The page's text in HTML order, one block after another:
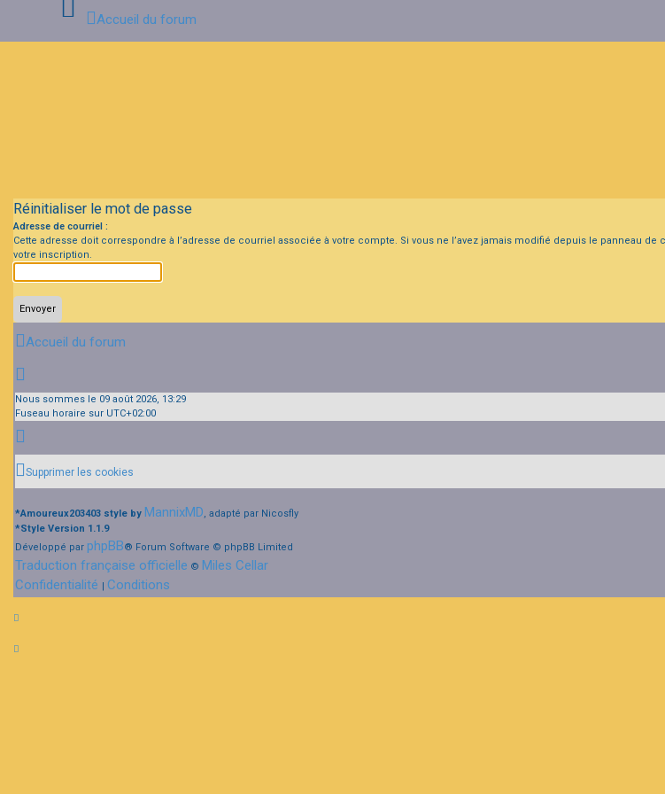
Accueil du forum
Réinitialiser le mot de passe
Adresse de courriel :
Cette adresse doit correspondre à l’adresse de courriel associée à votre compte. Si vous ne l’avez jamais modifié depuis le panneau
votre inscription.
Accueil du forum
Nous sommes le 09 août 2026, 13:29
Fuseau horaire sur UTC+02:00
Supprimer les cookies
*Amoureux203403 style by MannixMD, adapté par Nicosfly
*Style Version 1.1.9
Développé par phpBB® Forum Software © phpBB Limited
Traduction française officielle © Miles Cellar
Confidentialité | Conditions